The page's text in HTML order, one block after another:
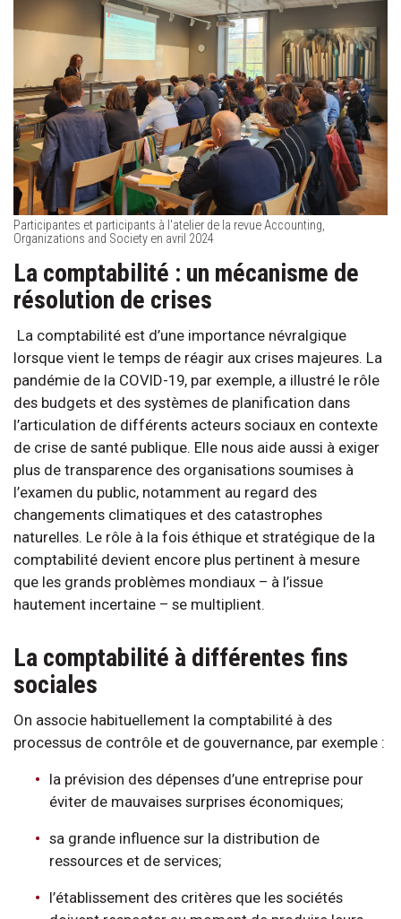
Participantes et participants à l'atelier de la revue Accounting,
Organizations and Society en avril 2024
La comptabilité : un mécanisme de
résolution de crises
La comptabilité est d’une importance névralgique
lorsque vient le temps de réagir aux crises majeures. La
pandémie de la COVID-19, par exemple, a illustré le rôle
des budgets et des systèmes de planification dans
l’articulation de différents acteurs sociaux en contexte
de crise de santé publique. Elle nous aide aussi à exiger
plus de transparence des organisations soumises à
l’examen du public, notamment au regard des
changements climatiques et des catastrophes
naturelles. Le rôle à la fois éthique et stratégique de la
comptabilité devient encore plus pertinent à mesure
que les grands problèmes mondiaux – à l’issue
hautement incertaine – se multiplient.
La comptabilité à différentes fins
sociales
On associe habituellement la comptabilité à des
processus de contrôle et de gouvernance, par exemple :
la prévision des dépenses d’une entreprise pour
éviter de mauvaises surprises économiques;
sa grande influence sur la distribution de
ressources et de services;
l’établissement des critères que les sociétés